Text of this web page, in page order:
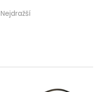
Nejdražší